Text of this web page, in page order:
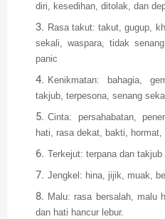
diri, kesedihan, ditolak, dan
Rasa takut: takut, gugup,
sekali, waspara, tidak
panic
Kenikmatan: bahagia,
takjub, terpesona, senang
Cinta: persahabatan,
hati, rasa dekat, bakti, hormat,
Terkejut: terpana dan takjub
Jengkel: hina, jijik, muak,
Malu: rasa bersalah, malu
dan hati hancur lebur.